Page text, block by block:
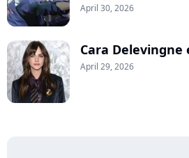
April 30, 2026
Cara Delevingne
April 29, 2026